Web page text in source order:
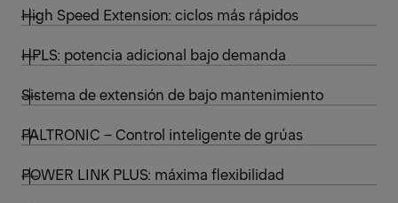
High Speed Extension: ciclos más rápidos
HPLS: potencia adicional bajo demanda
Sistema de extensión de bajo mantenimiento
PALTRONIC – Control inteligente de grúas
POWER LINK PLUS: máxima flexibilidad